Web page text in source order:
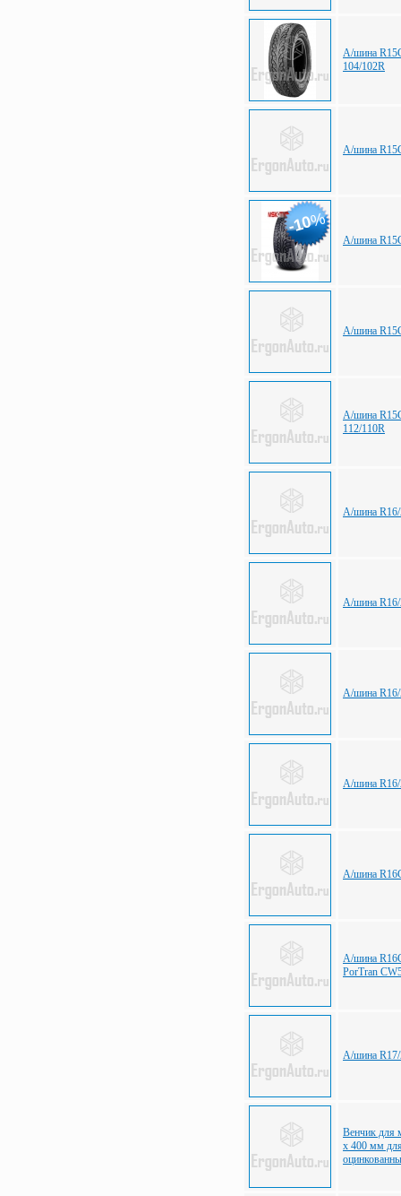
А/шина
104/102R
А/шина
-10%
А/шина
А/шина
А/шина
112/110R
А/шина R16/
А/шина R16/
А/шина R16/
А/шина R16/
А/шина
А/шина
PorTran
А/шина R17/
Венчик для
х 400 мм